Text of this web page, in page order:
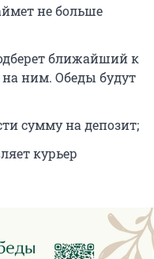
не больше
ближайший к
ним. Обеды будут
сумму на депозит;
курьер